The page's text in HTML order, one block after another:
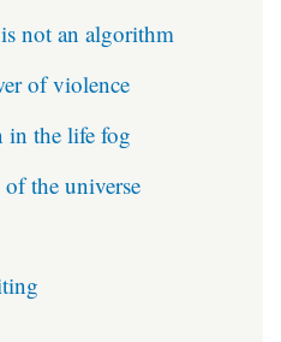
not an algorithm
of violence
in the life fog
the universe